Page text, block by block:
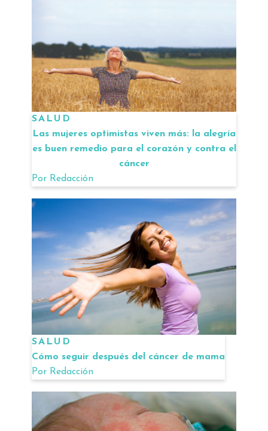
SALUD
Las mujeres optimistas viven más: la alegría
es buen remedio para el corazón y contra el
cáncer
Por Redacción
SALUD
Cómo seguir después del cáncer de mama
Por Redacción